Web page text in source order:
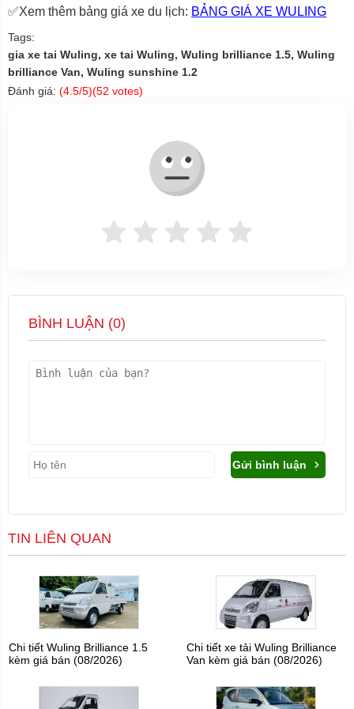
✅Xem thêm bảng giá xe du lịch: BẢNG GIÁ XE WULING
Tags:
gia xe tai Wuling, xe tai Wuling, Wuling brilliance 1.5, Wuling
brilliance Van, Wuling sunshine 1.2
Đánh giá: (4.5/5)(52 votes)
BÌNH LUẬN (0)
Gửi bình luận
TIN LIÊN QUAN
Chi tiết Wuling Brilliance 1.5
kèm giá bán (08/2026)
Chi tiết xe tải Wuling Brilliance
Van kèm giá bán (08/2026)